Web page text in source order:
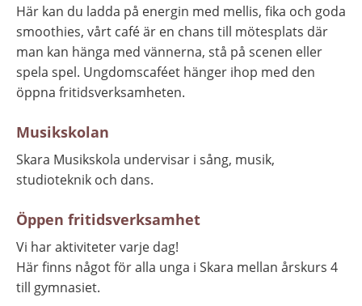
Här kan du ladda på energin med mellis, fika och goda
smoothies, vårt café är en chans till mötesplats där
man kan hänga med vännerna, stå på scenen eller
spela spel. Ungdomscaféet hänger ihop med den
öppna fritidsverksamheten.
Musikskolan
Skara Musikskola undervisar i sång, musik,
studioteknik och dans.
Öppen fritidsverksamhet
Vi har aktiviteter varje dag!
Här finns något för alla unga i Skara mellan årskurs 4
till gymnasiet.